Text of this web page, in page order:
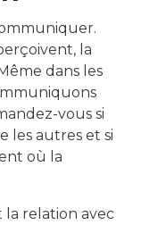
la
dans les
vous si
les autres et si
où la
relation avec